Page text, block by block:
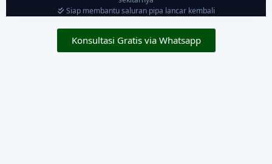
Siap membantu saluran pipa lancar kembali
Konsultasi Gratis via Whatsapp